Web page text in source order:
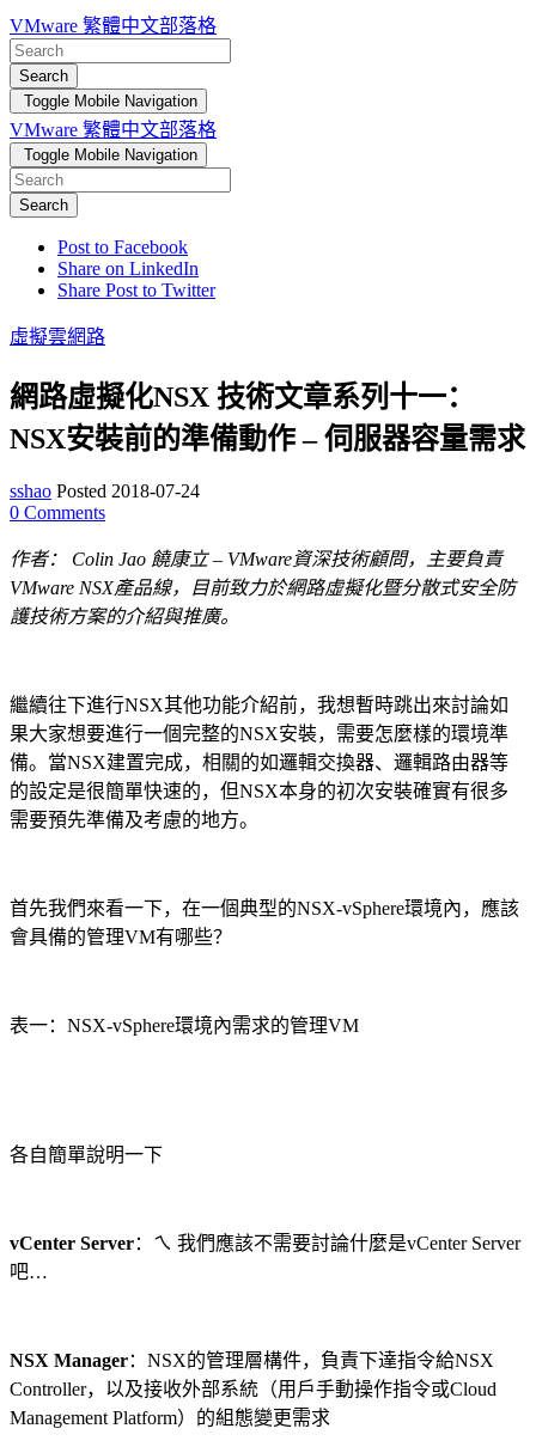
VMware 繁體中文部落格
Search
Toggle Mobile Navigation
VMware 繁體中文部落格
Toggle Mobile Navigation
Search
Post to Facebook
Share on LinkedIn
Share Post to Twitter
虛擬雲網路
網路虛擬化NSX 技術文章系列十一：
NSX安裝前的準備動作 – 伺服器容量需求
sshao Posted 2018-07-24
0 Comments
作者： Colin Jao 饒康立 – VMware資深技術顧問，主要負責
VMware NSX產品線，目前致力於網路虛擬化暨分散式安全防
護技術方案的介紹與推廣。
繼續往下進行NSX其他功能介紹前，我想暫時跳出來討論如
果大家想要進行一個完整的NSX安裝，需要怎麼樣的環境準
備。當NSX建置完成，相關的如邏輯交換器、邏輯路由器等
的設定是很簡單快速的，但NSX本身的初次安裝確實有很多
需要預先準備及考慮的地方。
首先我們來看一下，在一個典型的NSX-vSphere環境內，應該
會具備的管理VM有哪些？
表一：NSX-vSphere環境內需求的管理VM
各自簡單說明一下
vCenter Server：ㄟ 我們應該不需要討論什麼是vCenter Server
吧…
NSX Manager：NSX的管理層構件，負責下達指令給NSX
Controller，以及接收外部系統（用戶手動操作指令或Cloud
Management Platform）的組態變更需求